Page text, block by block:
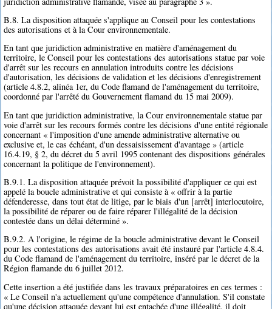
B.8. La disposition attaquée s'applique au Conseil pour les contestations
des autorisations et à la Cour environnementale.
En tant que juridiction administrative en matière d'aménagement du
territoire, le Conseil pour les contestations des autorisations statue par voie
d'arrêt sur les recours en annulation introduits contre les décisions
d'autorisation, les décisions de validation et les décisions d'enregistrement
(article 4.8.2, alinéa 1er, du Code flamand de l'aménagement du territoire,
coordonné par l'arrêté du Gouvernement flamand du 15 mai 2009).
En tant que juridiction administrative, la Cour environnementale statue par
voie d'arrêt sur les recours formés contre les décisions d'une entité régionale
concernant « l'imposition d'une amende administrative alternative ou
exclusive et, le cas échéant, d'un dessaisissement d'avantage » (article
16.4.19, § 2, du décret du 5 avril 1995 contenant des dispositions générales
concernant la politique de l'environnement).
B.9.1. La disposition attaquée prévoit la possibilité d'appliquer ce qui est
appelé la boucle administrative et qui consiste à « offrir à la partie
défenderesse, dans tout état de litige, par le biais d'un [arrêt] interlocutoire,
la possibilité de réparer ou de faire réparer l'illégalité de la décision
contestée dans un délai déterminé ».
B.9.2. A l'origine, le régime de la boucle administrative devant le Conseil
pour les contestations des autorisations avait été instauré par l'article 4.8.4.
du Code flamand de l'aménagement du territoire, inséré par le décret de la
Région flamande du 6 juillet 2012.
Cette insertion a été justifiée dans les travaux préparatoires en ces termes :
« Le Conseil n'a actuellement qu'une compétence d'annulation. S'il constate
qu'une décision attaquée devant lui est entachée d'une illégalité, il doit